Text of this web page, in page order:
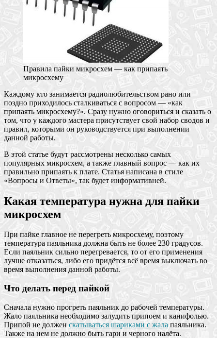
Правила пайки микросхем — как припаять
микросхему
Каждому кто занимается радиолюбительством рано или
поздно приходилось сталкиваться с вопросом — «как
припаять микросхему?». Сразу нужно оговориться и сказать о
том, что у каждого мастера присутствует свой набор сводов и
правил, которыми он руководствуется при выполнении
данной работы.
В этой статье будут рассмотрены несколько самых
популярных микросхем, а также главный вопрос — как их
правильно припаять к плате. Статья написана в стиле
«Вопросы и Ответы», так будет информативней.
Какая температура нужна для пайки
микросхем
При пайке главное не перегреть микросхему, поэтому
температура паяльника должна быть не более 230 градусов.
Если паяльник сильно перегревается, то от его применения
лучше отказаться, либо его придётся всё время выключать во
время выполнения данной работы.
Что делать перед пайкой
Сначала нужно прогреть паяльник до рабочей температуры.
Жало паяльника необходимо залудить припоем и канифолью.
Припой не должен скатываться шариками с жала паяльника.
Также на нем не должно быть гари и черного налёта.